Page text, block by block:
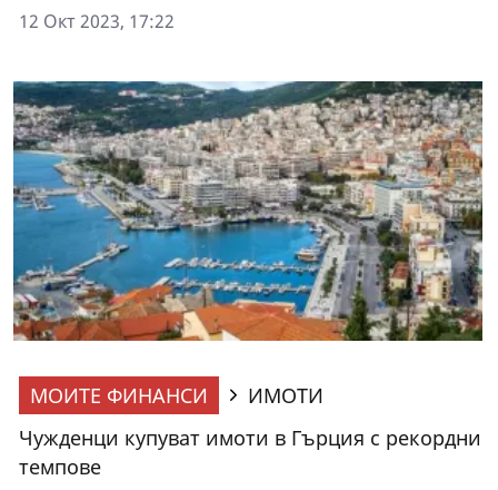
12 Окт 2023, 17:22
МОИТЕ ФИНАНСИ
ИМОТИ
Чужденци купуват имоти в Гърция с рекордни
темпове